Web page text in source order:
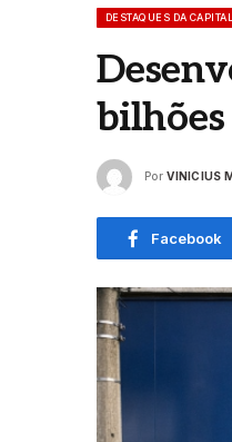
DESTAQUES DA CAPITAL
Por VINICIUS
Facebook